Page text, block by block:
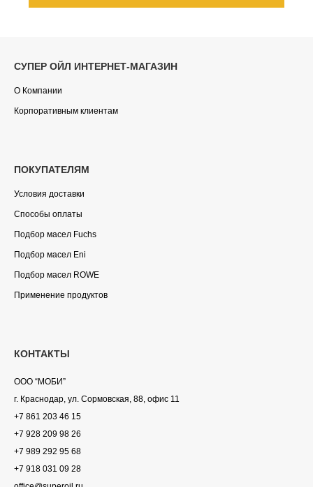
СУПЕР ОЙЛ ИНТЕРНЕТ-МАГАЗИН
О Компании
Корпоративным клиентам
ПОКУПАТЕЛЯМ
Условия доставки
Способы оплаты
Подбор масел Fuchs
Подбор масел Eni
Подбор масел ROWE
Применение продуктов
КОНТАКТЫ
ООО “МОБИ”
г. Краснодар, ул. Сормовская, 88, офис 11
+7 861 203 46 15
+7 928 209 98 26
+7 989 292 95 68
+7 918 031 09 28